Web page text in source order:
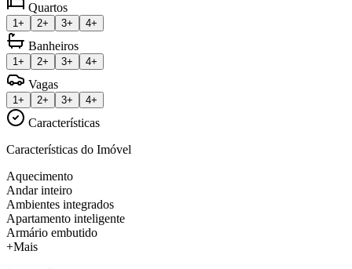
Quartos
1+ 2+ 3+ 4+
Banheiros
1+ 2+ 3+ 4+
Vagas
1+ 2+ 3+ 4+
Características
Características do Imóvel
Aquecimento
Andar inteiro
Ambientes integrados
Apartamento inteligente
Armário embutido
+Mais